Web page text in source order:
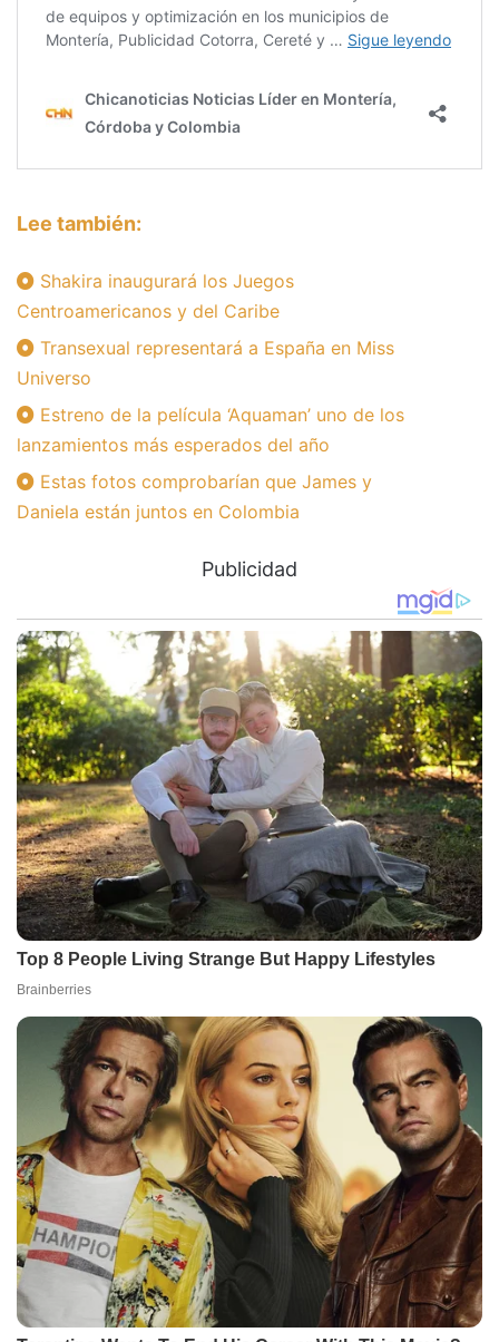
Lee también:
Shakira inaugurará los Juegos
Centroamericanos y del Caribe
Transexual representará a España en Miss
Universo
Estreno de la película ‘Aquaman’ uno de los
lanzamientos más esperados del año
Estas fotos comprobarían que James y
Daniela están juntos en Colombia
Publicidad